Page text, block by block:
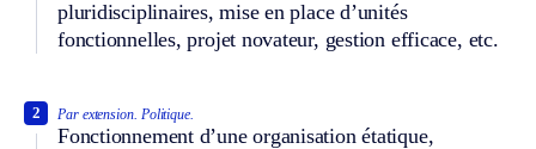
pluridisciplinaires, mise en place d’unités
fonctionnelles, projet novateur, gestion efficace, etc.
Par extension. Politique.
Fonctionnement d’une organisation étatique,
2